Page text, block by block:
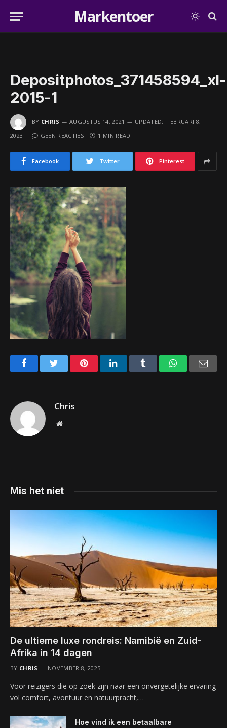
Markentoer
Depositphotos_371458594_xl-
2015-1
BY CHRIS AUGUSTUS 14, 2021 UPDATED:
FEBRUARI 8,
2023
GEEN REACTIES 1 MIN READ
Facebook Twitter Pinterest
FacebookTwitter PinterestLinkedIn Tumblr WhatsApp
Chris
Website
Mis het niet
De ultieme luxe rondreis: Namibië en Zuid-
Afrika in 14 dagen
BY CHRIS NOVEMBER 8, 2025
Voor reizigers die op zoek zijn naar een onvergetelijke ervaring
vol comfort, avontuur en natuurpracht,…
Hoe vind ik een betaalbare